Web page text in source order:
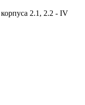
2.1, 2.2 - IV